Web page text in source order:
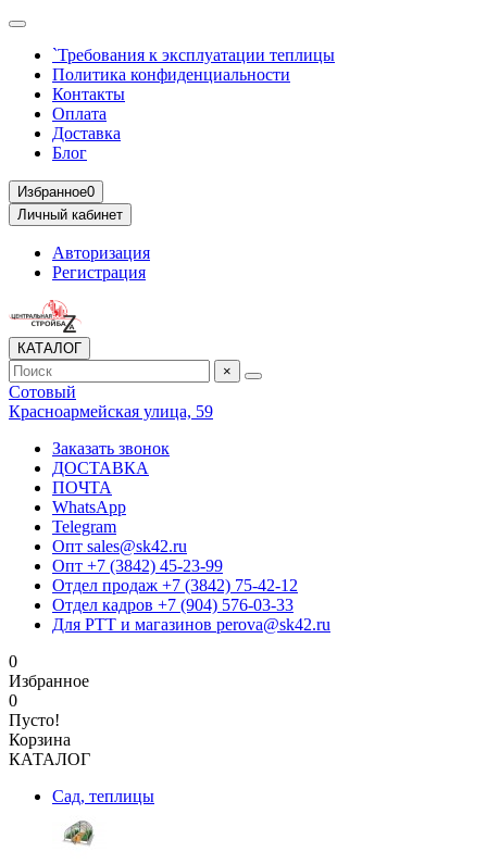
`Требования к эксплуатации теплицы
Политика конфиденциальности
Контакты
Оплата
Доставка
Блог
Избранное0
Личный кабинет
Авторизация
Регистрация
КАТАЛОГ
×
Сотовый
Красноармейская улица, 59
Заказать звонок
ДОСТАВКА
ПОЧТА
WhatsApp
Telegram
Опт sales@sk42.ru
Опт +7 (3842) 45-23-99
Отдел продаж +7 (3842) 75-42-12
Отдел кадров +7 (904) 576-03-33
Для РТТ и магазинов perova@sk42.ru
0
Избранное
0
Пусто!
Корзина
КАТАЛОГ
Сад, теплицы